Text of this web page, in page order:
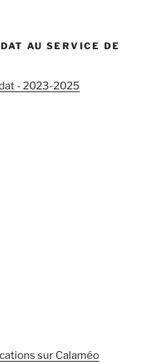
AU SERVICE DE
- 2023-2025
sur Calaméo